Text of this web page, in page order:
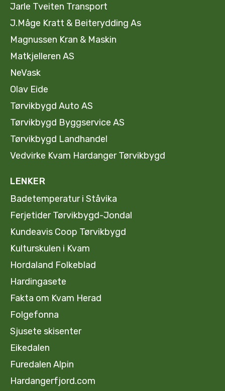
Jarle Tveiten Transport
J.Måge Kratt & Beiterydding As
Magnussen Kran & Maskin
Matkjelleren AS
NeVask
Olav Eide
Tørvikbygd Auto AS
Tørvikbygd Byggservice AS
Tørvikbygd Landhandel
Vedvirke Kvam Hardanger Tørvikbygd
LENKER
Badetemperatur i Ståvika
Ferjetider Tørvikbygd-Jondal
Kundeavis Coop Tørvikbygd
Kulturskulen i Kvam
Hordaland Folkeblad
Hardingasete
Fakta om Kvam Herad
Folgefonna
Sjusete skisenter
Eikedalen
Furedalen Alpin
Hardangerfjord.com